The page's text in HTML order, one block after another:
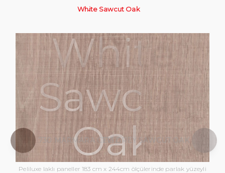
White Sawcut Oak
White
Sawcut
Oak
Peliluxe laklı paneller 183 cm x 244cm ölçülerinde parlak yüzeyli
730 MARMARA CEVIZ713 GREY SAWCUT OAK